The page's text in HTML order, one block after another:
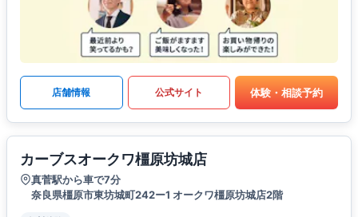
店舗情報 公式サイト 体験・相談予約
カーブスオークワ橿原坊城店
真菅駅から車で7分
奈良県橿原市東坊城町242ー1 オークワ橿原坊城店2階